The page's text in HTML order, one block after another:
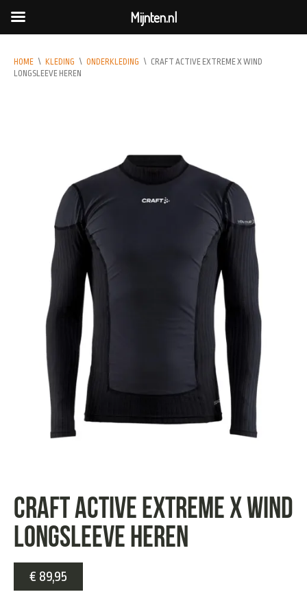
HOME \ KLEDING \ ONDERKLEDING \ CRAFT ACTIVE EXTREME X WIND
LONGSLEEVE HEREN
Craft Active Extreme X Wind
longsleeve heren
€ 89,95
Mijnten.nl